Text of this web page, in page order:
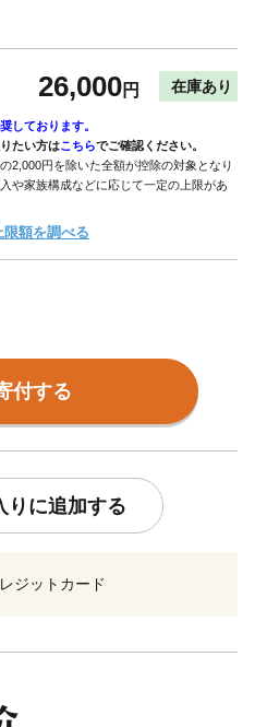
26,000円 在庫あり
しております。
たい方はこちらでご確認ください。
2,000円を除いた全額が控除の対象となり
や家族構成などに応じて一定の上限があ
限額を調べる
付する
りに追加する
ジットカード